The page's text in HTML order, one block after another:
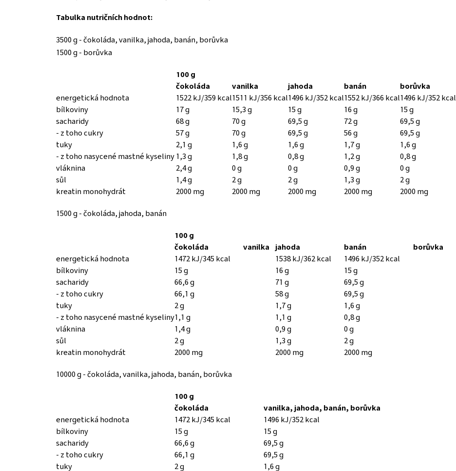
Tabulka nutričních hodnot:
3500 g - čokoláda, vanilka, jahoda, banán, borůvka
1500 g - borůvka
100 g
čokoláda
vanilka jahoda banán
borůvka
energetická hodnota
1522 kJ/359 kcal1511 kJ/356 kcal1496 kJ/352 kcal1552 kJ/366 kcal1496 kJ/352 kcal
bílkoviny
17 g 15,3 g 15 g 16 g
15 g
sacharidy
68 g 70 g 69,5 g 72 g
69,5 g
- z toho cukry
57 g 70 g 69,5 g 56 g
69,5 g
tuky
2,1 g 1,6 g 1,6 g 1,7 g
1,6 g
- z toho nasycené mastné kyseliny 1,3 g 1,8 g 0,8 g 1,2 g
0,8 g
vláknina
2,4 g 0 g 0 g 0,9 g
0 g
sůl
1,4 g 2 g 2 g 1,3 g
2 g
kreatin monohydrát
2000 mg 2000 mg 2000 mg 2000 mg 2000 mg
1500 g - čokoláda, jahoda, banán
100 g
čokoláda
vanilka jahoda banán
borůvka
energetická hodnota
1472 kJ/345 kcal 1538 kJ/362 kcal
1496 kJ/352 kcal
bílkoviny
15 g 16 g
15 g
sacharidy
66,6 g 71 g
69,5 g
- z toho cukry
66,1 g 58 g
69,5 g
tuky
2 g 1,7 g
1,6 g
- z toho nasycené mastné kyseliny1,1 g 1,1 g
0,8 g
vláknina
1,4 g 0,9 g
0 g
sůl
2 g 1,3 g
2 g
kreatin monohydrát
2000 mg 2000 mg 2000 mg
10000 g - čokoláda, vanilka, jahoda, banán, borůvka
100 g
čokoláda
vanilka, jahoda, banán, borůvka
energetická hodnota
1472 kJ/345 kcal
1496 kJ/352 kcal
bílkoviny
15 g
15 g
sacharidy
66,6 g
69,5 g
- z toho cukry
66,1 g
69,5 g
tuky
2 g
1,6 g